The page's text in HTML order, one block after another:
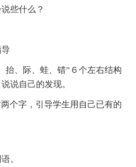
些什么？
、际、蛙、错”６个左右结构
说自己的发现。
字，引导学生用自己已有的
。